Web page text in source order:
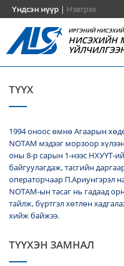
Үндсэн нүүр | Нэвтрэх
ИРГЭНИЙ
НИСЭХИЙН
ТҮҮХ
1994 оноос өмнө Агаарын
NОТАМ мэдээг морзоор
оны 8-р сарын 1-нээс НХУҮТ-
байгуулагдаж, тасгийн
операторчаар П.Ариунгэрэл
NOTAM-ын тасаг нь гадаад
тайлж, бүртгэл хөтлөн
хийж байжээ.
ТҮҮХЭН ЗАМНАЛ